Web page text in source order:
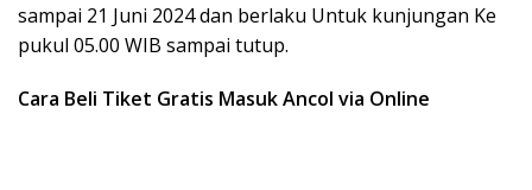
sampai 21 Juni 2024 dan berlaku Untuk kunjungan Ke
pukul 05.00 WIB sampai tutup.
Cara Beli Tiket Gratis Masuk Ancol via Online